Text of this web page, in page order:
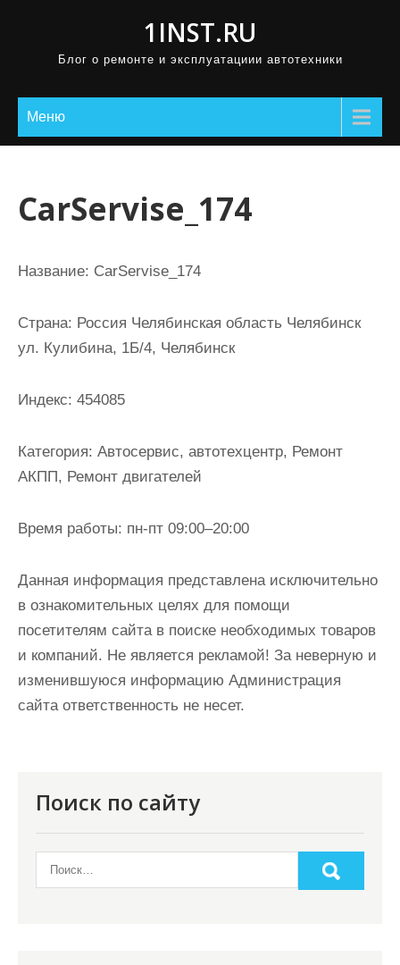
1INST.RU
Блог о ремонте и эксплуатациии автотехники
Меню
CarServise_174
Название: CarServise_174
Страна: Россия Челябинская область Челябинск
ул. Кулибина, 1Б/4, Челябинск
Индекс: 454085
Категория: Автосервис, автотехцентр, Ремонт
АКПП, Ремонт двигателей
Время работы: пн-пт 09:00–20:00
Данная информация представлена исключительно
в ознакомительных целях для помощи
посетителям сайта в поиске необходимых товаров
и компаний. Не является рекламой! За неверную и
изменившуюся информацию Администрация
сайта ответственность не несет.
Поиск по сайту